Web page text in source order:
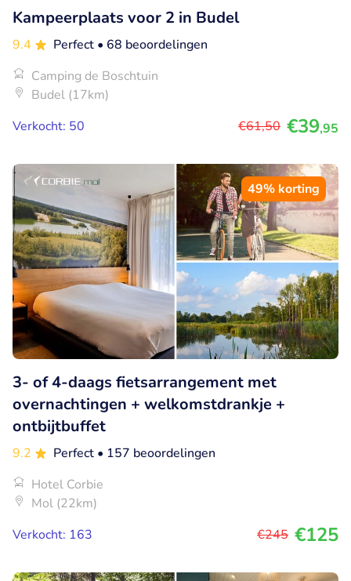
Kampeerplaats voor 2 in Budel
9.4 Perfect • 68 beoordelingen
Camping de Boschtuin
Budel (17km)
Verkocht: 50
€61,50 €39,95
49% korting
3- of 4-daags fietsarrangement met
overnachtingen + welkomstdrankje +
ontbijtbuffet
9.2 Perfect • 157 beoordelingen
Hotel Corbie
Mol (22km)
Verkocht: 163
€245 €125